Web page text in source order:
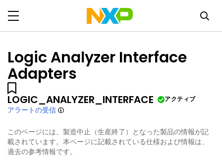
Logic Analyzer Interface
Adapters
LOGIC_ANALYZER_INTERFACE アクティブ
アラートの受信
このページには、製造中止（生産終了）となった製品の情報が記
載されています。本ページに記載されている仕様および情報は、
過去の参考情報です。